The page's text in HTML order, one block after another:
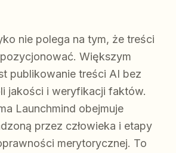
nie polega na tym, że treści
Większym
publikowanie treści AI bez
jakości i weryfikacji faktów.
Launchmind obejmuje
przez człowieka i etapy
merytorycznej. To